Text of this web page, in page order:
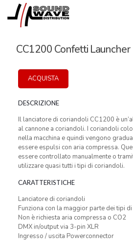
CC1200 Confetti Launcher
ACQUISTA
DESCRIZIONE
Il lanciatore di coriandoli CC1200 è
al cannone a coriandoli. I coriandoli
nella macchina e quindi vengono
essere espulsi con aria compressa.
essere controllato manualmente o
utilizzare quasi tutti i tipi di coriandoli.
CARATTERISTICHE
Lanciatore di coriandoli
Funziona con la maggior parte dei tipi
Non è richiesta aria compressa o CO2
DMX in/output via 3-pin XLR
Ingresso / uscita Powerconnector